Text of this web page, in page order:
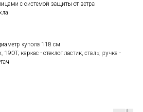
с системой защиты от ветра
купола 118 см
каркас - стеклопластик, сталь; ручка -